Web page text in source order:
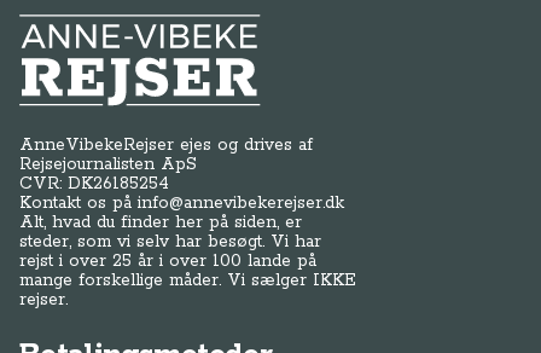
Anne-Vibeke Rejser
AnneVibekeRejser ejes og drives af
Rejsejournalisten ApS
CVR: DK26185254
Kontakt os påinfo@annevibekerejser.dk
Alt, hvad du finder her på siden, er
steder, som vi selv har besøgt. Vi har
rejst i over 25 år i over 100 lande på
mange forskellige måder. Vi sælger IKKE
rejser.